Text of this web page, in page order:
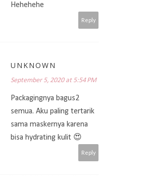
Hehehehe
Reply
UNKNOWN
September 5, 2020 at 5:54 PM
Packagingnya bagus2
semua. Aku paling tertarik
sama maskernya karena
bisa hydrating kulit 😍
Reply